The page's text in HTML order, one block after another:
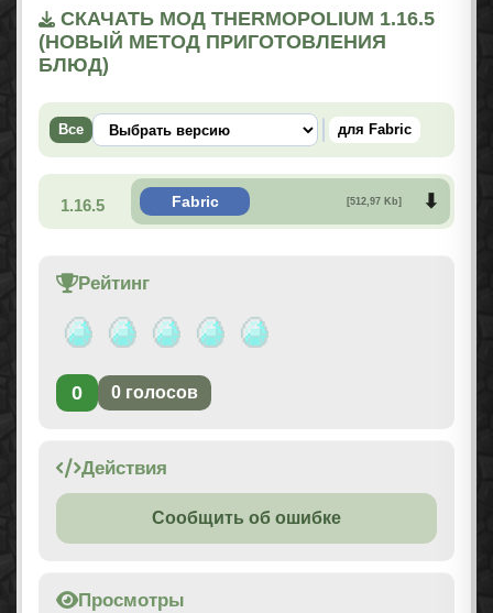
СКАЧАТЬ МОД THERMOPOLIUM 1.16.5
(НОВЫЙ МЕТОД ПРИГОТОВЛЕНИЯ
БЛЮД)
Все для Fabric
1.16.5 Fabric [512,97 Kb]
Рейтинг
0 0 голосов
Действия
Сообщить об ошибке
Просмотры